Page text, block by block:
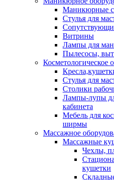
Маникюрные
Стулья для
Витрины
Лампы для
Пылесосы,
Косметологическое
Стулья для
Столики
Лампы-лупы
кабинета
Мебель для
ширмы
Массажное
Массажные
Чехлы,
кушетки